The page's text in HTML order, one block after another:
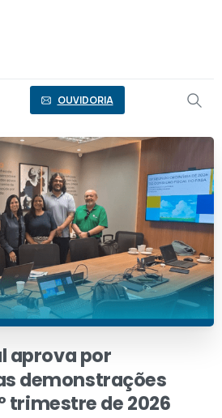
OUVIDORIA
aprovapor
demonstrações
trimestrede2026